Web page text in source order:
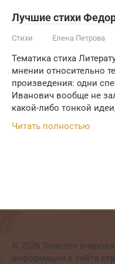
Лучшие стихи
Стихи Елена Петрова
Тематика стиха
мнении относительно
произведения: одни
Иванович вообще не
какой-либо тонкой
Читать полностью
© 2026 Золотое
информации с сайта